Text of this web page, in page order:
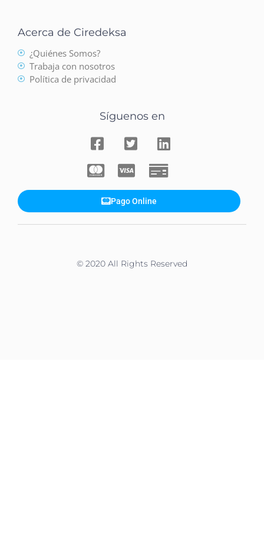
Pago Online
Síguenos en
Acerca de Ciredeksa
¿Quiénes Somos?
Trabaja con nosotros
Política de privacidad
© 2020 All Rights Reserved